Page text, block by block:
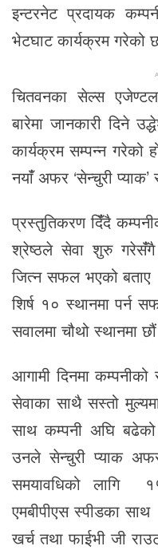
इन्टरनेट प्रदायक
भेटघाट कार्यक्रम गरेको
चितवनका सेल्स
बारेमा जानकारी दिने
कार्यक्रम सम्पन्न गरेको
नयांँ अफर ‘सेन्चुरी
प्रस्तुतिकरण दिंँदै
श्रेष्ठले सेवा शुरु गरेसंँगै
जित्न सफल भएको बताए
शिर्ष १० स्थानमा पर्न
सवालमा चौथो स्थानमा
आगामी दिनमा
सेवाका साथै सस्तो
साथ कम्पनी अघि बढेको
उनले सेन्चुरी प्याक
समयावधिको लागि
एमबीपीएस स्पीडका
खर्च तथा फाईभी जी